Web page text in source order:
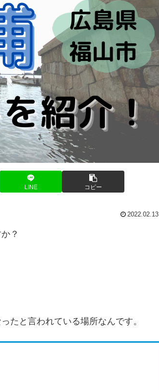
LINE コピー
2022.02.13
？
たと言われている場所なんです。